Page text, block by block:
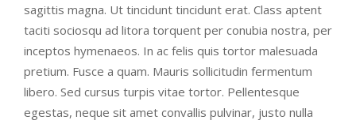
sagittis magna. Ut tincidunt tincidunt erat. Class aptent
taciti sociosqu ad litora torquent per conubia nostra, per
inceptos hymenaeos. In ac felis quis tortor malesuada
pretium. Fusce a quam. Mauris sollicitudin fermentum
libero. Sed cursus turpis vitae tortor. Pellentesque
egestas, neque sit amet convallis pulvinar, justo nulla